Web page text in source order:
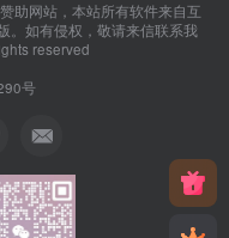
助网站，本站所有软件来自互
。如有侵权，敬请来信联系我
reserved
号